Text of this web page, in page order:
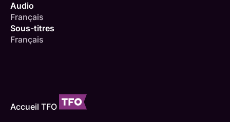
Audio
Français
Sous-titres
Français
Accueil TFO